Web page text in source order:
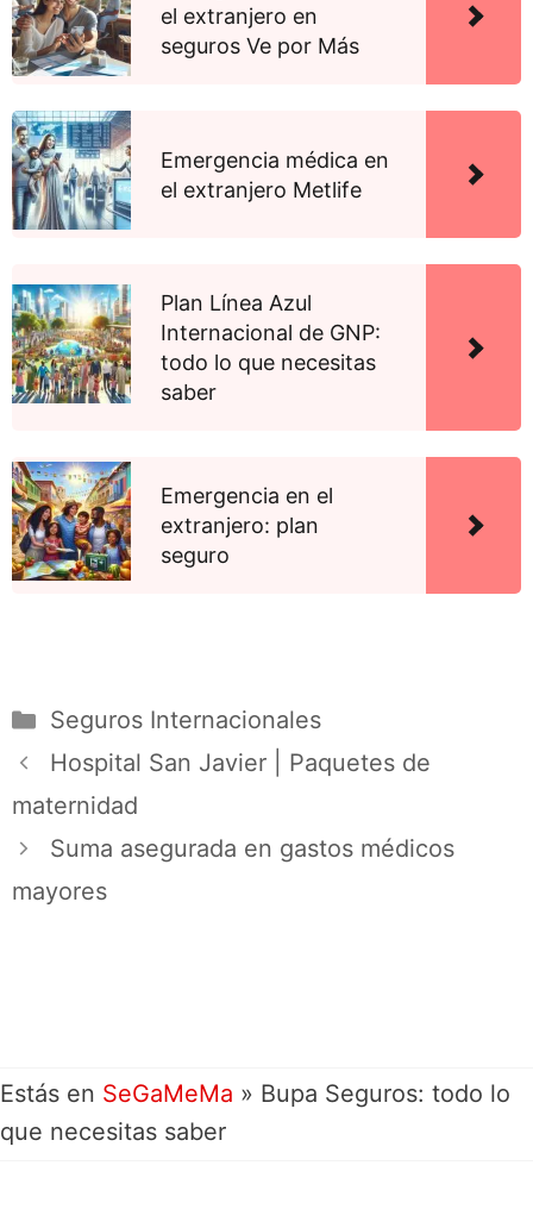
el extranjero en
seguros Ve por Más
Emergencia médica en
el extranjero Metlife
Plan Línea Azul
Internacional de GNP:
todo lo que necesitas
saber
Emergencia en el
extranjero: plan
seguro
Seguros Internacionales
Hospital San Javier | Paquetes de
maternidad
Suma asegurada en gastos médicos
mayores
Estás en SeGaMeMa » Bupa Seguros: todo lo
que necesitas saber